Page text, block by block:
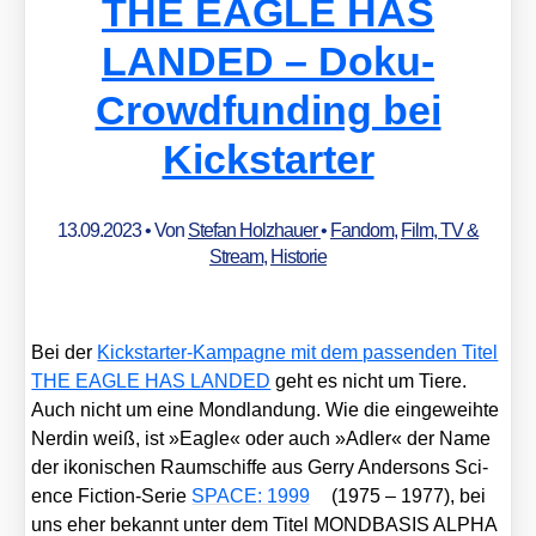
THE EAGLE HAS
LANDED – Doku-
Crowdfunding bei
Kickstarter
13.09.2023• Von Stefan Holzhauer• Fandom, Film, TV &
Stream, Historie
Bei der Kick­star­ter-Kam­pa­gne mit dem pas­sen­den Titel
THE EAGLE HAS LANDED geht es nicht um Tie­re.
Auch nicht um eine Mond­lan­dung. Wie die ein­ge­weih­te
Ner­din weiß, ist »Eagle« oder auch »Adler« der Name
der iko­ni­schen Raum­schif­fe aus Ger­ry Ander­sons Sci­
ence Fic­tion-Serie SPACE: 1999
(1975 – 1977), bei
uns eher bekannt unter dem Titel MONDBASIS ALPHA